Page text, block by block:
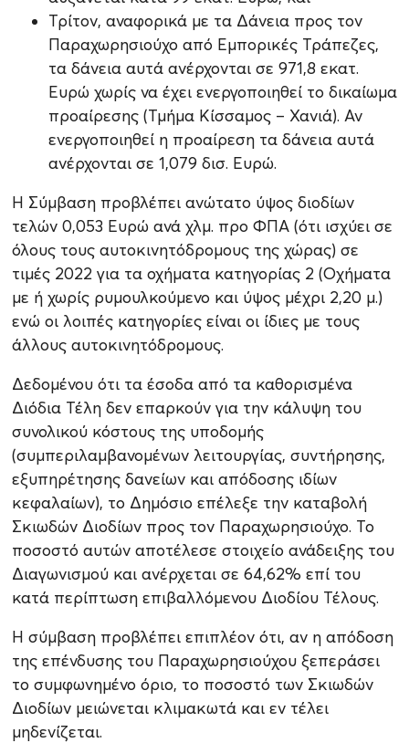
Τρίτον, αναφορικά με τα Δάνεια προς τον
Παραχωρησιούχο από Εμπορικές Τράπεζες,
τα δάνεια αυτά ανέρχονται σε 971,8 εκατ.
Ευρώ χωρίς να έχει ενεργοποιηθεί το δικαίωμα
προαίρεσης (Τμήμα Κίσσαμος – Χανιά). Αν
ενεργοποιηθεί η προαίρεση τα δάνεια αυτά
ανέρχονται σε 1,079 δισ. Ευρώ.
Η Σύμβαση προβλέπει ανώτατο ύψος διοδίων
τελών 0,053 Ευρώ ανά χλμ. προ ΦΠΑ (ότι ισχύει σε
όλους τους αυτοκινητόδρομους της χώρας) σε
τιμές 2022 για τα οχήματα κατηγορίας 2 (Οχήματα
με ή χωρίς ρυμουλκούμενο και ύψος μέχρι 2,20 μ.)
ενώ οι λοιπές κατηγορίες είναι οι ίδιες με τους
άλλους αυτοκινητόδρομους.
Δεδομένου ότι τα έσοδα από τα καθορισμένα
Διόδια Τέλη δεν επαρκούν για την κάλυψη του
συνολικού κόστους της υποδομής
(συμπεριλαμβανομένων λειτουργίας, συντήρησης,
εξυπηρέτησης δανείων και απόδοσης ιδίων
κεφαλαίων), το Δημόσιο επέλεξε την καταβολή
Σκιωδών Διοδίων προς τον Παραχωρησιούχο. Το
ποσοστό αυτών αποτέλεσε στοιχείο ανάδειξης του
Διαγωνισμού και ανέρχεται σε 64,62% επί του
κατά περίπτωση επιβαλλόμενου Διοδίου Τέλους.
Η σύμβαση προβλέπει επιπλέον ότι, αν η απόδοση
της επένδυσης του Παραχωρησιούχου ξεπεράσει
το συμφωνημένο όριο, το ποσοστό των Σκιωδών
Διοδίων μειώνεται κλιμακωτά και εν τέλει
μηδενίζεται.